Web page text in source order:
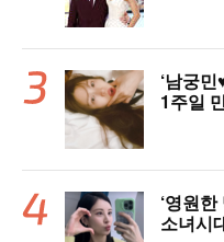
‘남궁
1주일
‘영원
소녀시